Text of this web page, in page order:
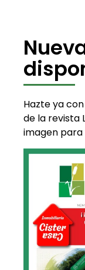
Hazte ya
de la revista
imagen para